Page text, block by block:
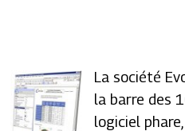
La société
la barre des
logiciel